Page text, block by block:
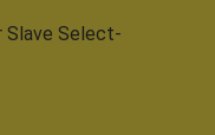
Slave Select-